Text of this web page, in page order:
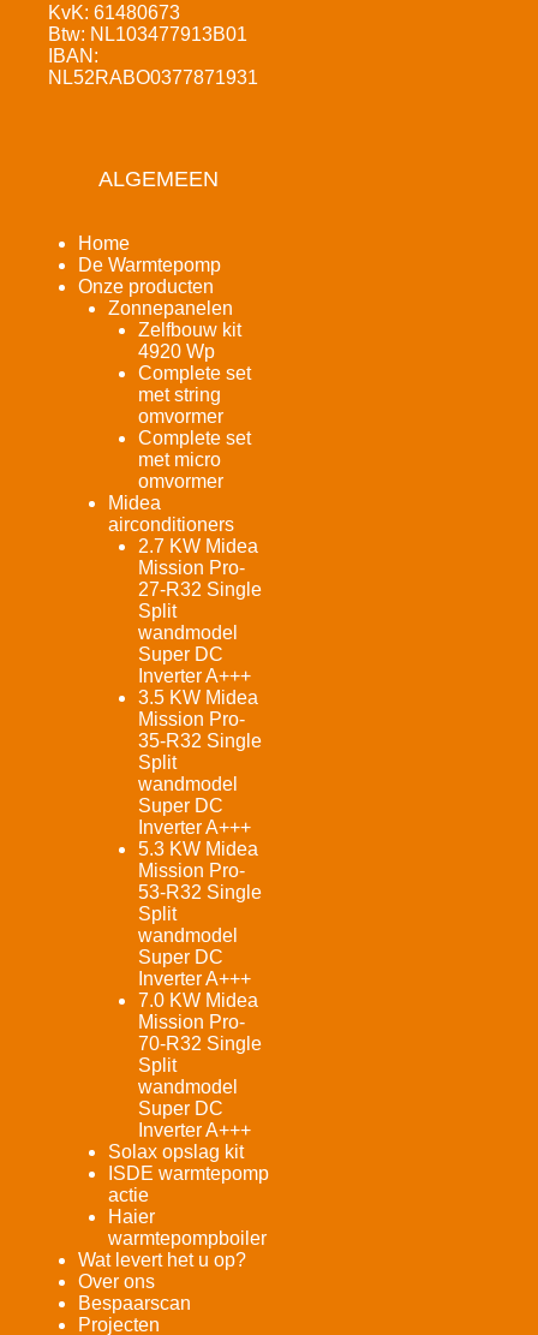
KvK: 61480673
Btw: NL103477913B01
IBAN:
NL52RABO0377871931
ALGEMEEN
Home
De Warmtepomp
Onze producten
Zonnepanelen
Zelfbouw kit
4920 Wp
Complete set
met string
omvormer
Complete set
met micro
omvormer
Midea
airconditioners
2.7 KW Midea
Mission Pro-
27-R32 Single
Split
wandmodel
Super DC
Inverter A+++
3.5 KW Midea
Mission Pro-
35-R32 Single
Split
wandmodel
Super DC
Inverter A+++
5.3 KW Midea
Mission Pro-
53-R32 Single
Split
wandmodel
Super DC
Inverter A+++
7.0 KW Midea
Mission Pro-
70-R32 Single
Split
wandmodel
Super DC
Inverter A+++
Solax opslag kit
ISDE warmtepomp
actie
Haier
warmtepompboiler
Wat levert het u op?
Over ons
Bespaarscan
Projecten